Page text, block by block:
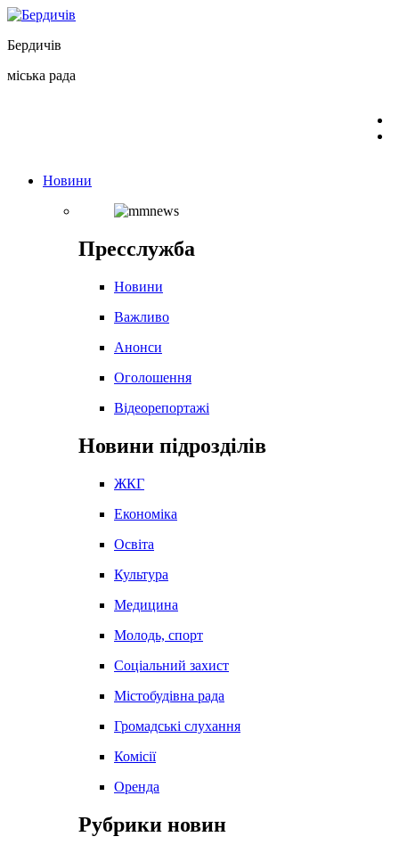
Перейти
вмісту
Бердичів
міська рада
Новини
Пресслужба
Новини
Важливо
Анонси
Оголошення
Відеорепортажі
Новини підрозділів
ЖКГ
Економіка
Освіта
Культура
Медицина
Молодь, спорт
Соціальний захист
Містобудівна рада
Громадські слухання
Комісії
Оренда
Рубрики новин